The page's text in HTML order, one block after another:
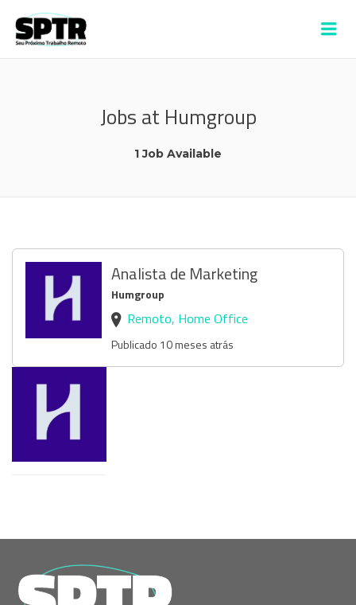
Jobs at Humgroup
1 Job Available
Analista de Marketing
Humgroup
Remoto, Home Office
Publicado 10 meses atrás